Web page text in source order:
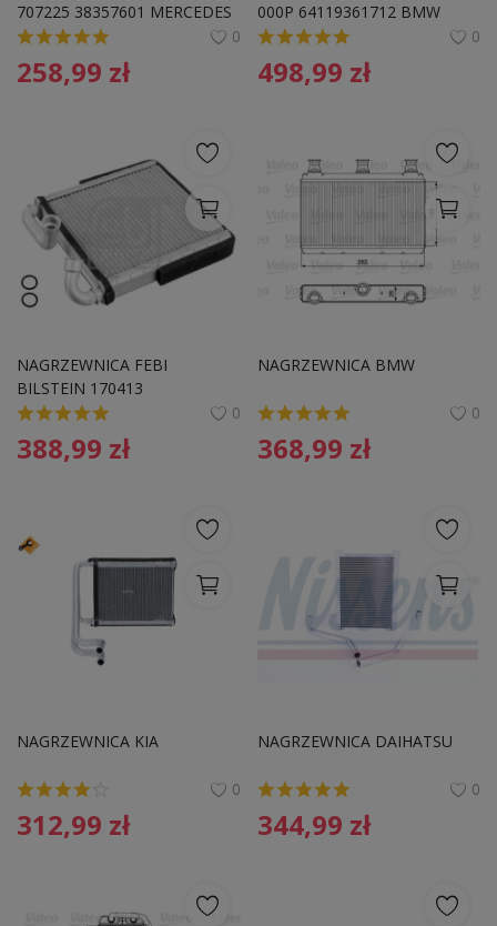
707225 38357601 MERCEDES
0
258,99 zł
000P 64119361712 BMW
0
498,99 zł
NAGRZEWNICA FEBI
BILSTEIN 170413
5Q0819031A VW
0
388,99 zł
NAGRZEWNICA BMW
0
368,99 zł
NAGRZEWNICA KIA
0
312,99 zł
NAGRZEWNICA DAIHATSU
0
344,99 zł